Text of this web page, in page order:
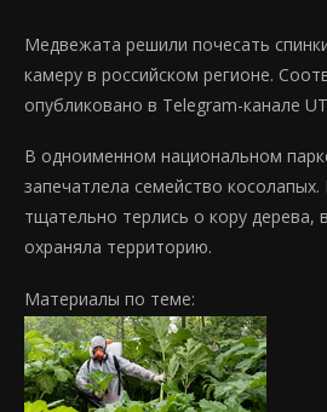
Медвежата решили почесать
камеру в российском регионе.
опубликовано в Telegram-канале
В одноименном национальном
запечатлела семейство
тщательно терлись о кору дерева,
охраняла территорию.
Материалы по теме: